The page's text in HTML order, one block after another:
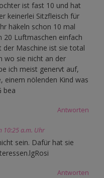
ist fast 10 und hat
keinerlei Sitzfleisch für
häkeln schon 10 mal
20 Luftmaschen einfach
der Maschine ist sie total
wo sie nicht an der
ich meist genervt auf,
einem nölenden Kind was
bea
Antworten
10:25 a.m. Uhr
sein. Dafür hat sie
Antworten